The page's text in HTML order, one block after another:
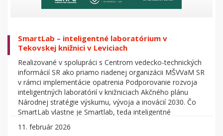
SmartLab – inteligentné laboratórium v
Tekovskej knižnici v Leviciach
Realizované v spolupráci s Centrom vedecko-technických
informácií SR ako priamo riadenej organizácii MŠVVaM SR
v rámci implementácie opatrenia Podporovanie rozvoja
inteligentných laboratórií v knižniciach Akčného plánu
Národnej stratégie výskumu, vývoja a inovácií 2030. Čo
SmartLab vlastne je Smartlab, teda inteligentné
laboratórium alebo kreatívna dielňa, je priestor v knižnici,
kde sa prostredníctvom digitálnych technológií poskytujú
11. február 2026